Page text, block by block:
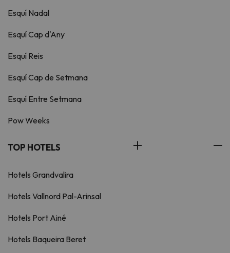
Esquí Nadal
Esquí Cap d'Any
Esquí Reis
Esquí Cap de Setmana
Esquí Entre Setmana
Pow Weeks
TOP HOTELS
Hotels Grandvalira
Hotels Vallnord Pal-Arinsal
Hotels Port Ainé
Hotels Baqueira Beret